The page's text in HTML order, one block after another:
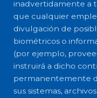
inadvertidamente a
que cualquier
divulgación de
biométricos o
(por ejemplo,
instruirá a dicho
permanentemente
sus sistemas,